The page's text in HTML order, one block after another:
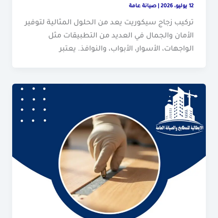
12 يوليو، 2026 صيانة عامة
تركيب زجاج سيكوريت يعد من الحلول المثالية لتوفير
الأمان والجمال في العديد من التطبيقات مثل
الواجهات، الأسوار، الأبواب، والنوافذ. يعتبر